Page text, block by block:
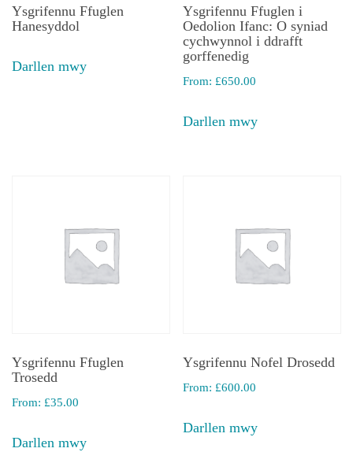
Ysgrifennu Ffuglen
Hanesyddol
Darllen mwy
Ysgrifennu Ffuglen i
Oedolion Ifanc: O syniad
cychwynnol i ddrafft
gorffenedig
From: £650.00
Darllen mwy
Ysgrifennu Ffuglen
Trosedd
From: £35.00
Darllen mwy
Ysgrifennu Nofel Drosedd
From: £600.00
Darllen mwy